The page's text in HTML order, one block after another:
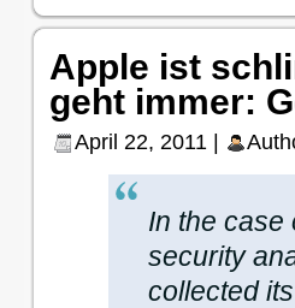
Apple ist
geht immer:
April 22, 2011 |
In the case
security
collected